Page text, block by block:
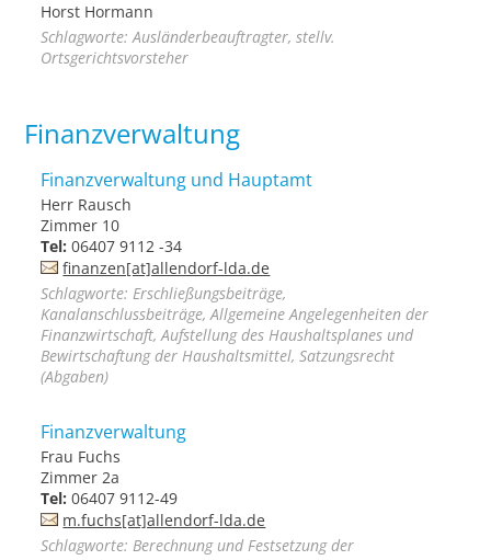
Horst Hormann
Schlagworte: Ausländerbeauftragter, stellv.
Ortsgerichtsvorsteher
Finanzverwaltung
Finanzverwaltung und Hauptamt
Herr Rausch
Zimmer 10
Tel: 06407 9112 -34
finanzen[at]allendorf-lda.de
Schlagworte: Erschließungsbeiträge,
Kanalanschlussbeiträge, Allgemeine Angelegenheiten der
Finanzwirtschaft, Aufstellung des Haushaltsplanes und
Bewirtschaftung der Haushaltsmittel, Satzungsrecht
(Abgaben)
Finanzverwaltung
Frau Fuchs
Zimmer 2a
Tel: 06407 9112-49
m.fuchs[at]allendorf-lda.de
Schlagworte: Berechnung und Festsetzung der